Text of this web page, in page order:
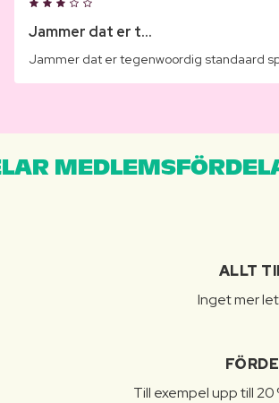
Jammer dat er t...
Jammer dat er tegenwoordig standaard
ALLT
Inget mer
Till exempel upp till